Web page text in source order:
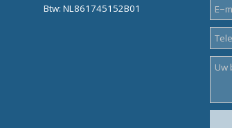
Btw: NL861745152B01